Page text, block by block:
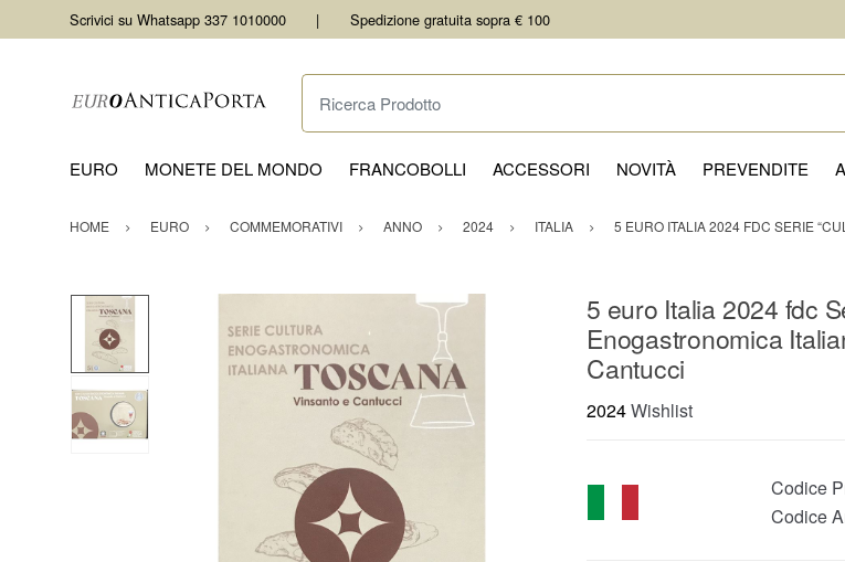
Scrivici su Whatsapp 337 1010000 Spedizione gratuita sopra € 100
Ricerca Prodotto
EURO MONETE DEL MONDO FRANCOBOLLI ACCESSORI NOVITÀ PREVENDITE
HOME EURO COMMEMORATIVI ANNO 2024 ITALIA 5 EURO ITALIA 2024 FDC SERIE
5 euro Italia 2024 fdc
Enogastronomica
Cantucci
2024Wishlist
Codice
Codice